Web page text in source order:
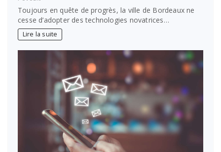
Toujours en quête de progrès, la ville de Bordeaux ne
cesse d’adopter des technologies novatrices…
Lire la suite